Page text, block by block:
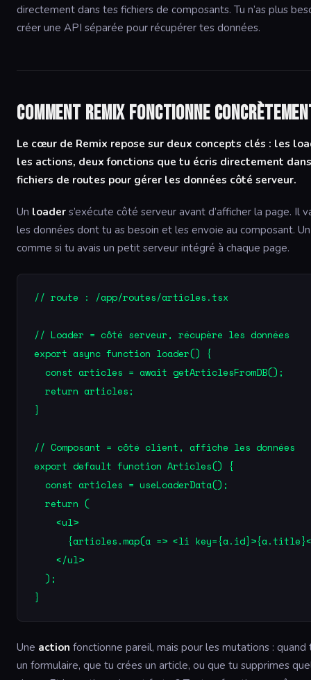
directement dans tes fichiers de composants. Tu n’as plus
créer une API séparée pour récupérer tes données.
Comment Remix fonctionne
Le cœur de Remix repose sur deux concepts clés : les
les actions, deux fonctions que tu écris directement
fichiers de routes pour gérer les données côté serveur.
Un loader s’exécute côté serveur avant d’afficher la page. Il
les données dont tu as besoin et les envoie au composant.
comme si tu avais un petit serveur intégré à chaque page.
// route : /app/routes/articles.tsx
// Loader = côté serveur, récupère les données
export async function loader() {
  const articles = await getArticlesFromDB();
  return articles;
}
// Composant = côté client, affiche les données
export default function Articles() {
  const articles = useLoaderData();
  return (
    <ul>
{articles.map(a => <li
    </ul>
  );
}
Une action fonctionne pareil, mais pour les mutations : quand
un formulaire, que tu crées un article, ou que tu supprimes